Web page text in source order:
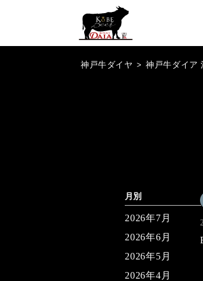
神戸牛ダイヤ > 神戸牛ダイア
月別
2026年7月
2026年6月
2026年5月
2026年4月